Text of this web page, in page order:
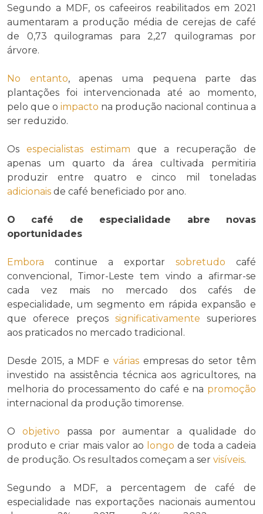
Segundo a MDF, os cafeeiros reabilitados em 2021
aumentaram a produção média de cerejas de café
de 0,73 quilogramas para 2,27 quilogramas por
árvore.
No entanto, apenas uma pequena parte das
plantações foi intervencionada até ao momento,
pelo que o impacto na produção nacional continua a
ser reduzido.
Os especialistas estimam que a recuperação de
apenas um quarto da área cultivada permitiria
produzir entre quatro e cinco mil toneladas
adicionais de café beneficiado por ano.
O café de especialidade abre novas
oportunidades
Embora continue a exportar sobretudo café
convencional, Timor-Leste tem vindo a afirmar-se
cada vez mais no mercado dos cafés de
especialidade, um segmento em rápida expansão e
que oferece preços significativamente superiores
aos praticados no mercado tradicional.
Desde 2015, a MDF e váriasempresas do setor têm
investido na assistência técnica aos agricultores, na
melhoria do processamento do café e na promoção
internacional da produção timorense.
O objetivo passa por aumentar a qualidade do
produto e criar mais valor ao longo de toda a cadeia
de produção. Os resultados começam a ser visíveis.
Segundo a MDF, a percentagem de café de
especialidade nas exportações nacionais aumentou